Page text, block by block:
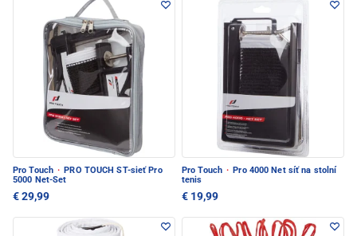
Pro Touch · PRO TOUCH ST-sieť Pro
5000 Net-Set
€ 29,99
Pro Touch · Pro 4000 Net síť na stolní
tenis
€ 19,99